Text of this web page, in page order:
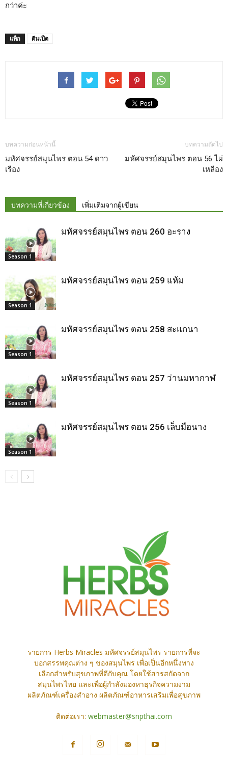
กว่าค่ะ
แท็ก ตีนเป็ด
บทความก่อนหน้านี้
มหัศจรรย์สมุนไพร ตอน 54 ดาว
เรือง
บทความถัดไป
มหัศจรรย์สมุนไพร ตอน 56 ไผ่
เหลือง
บทความที่เกี่ยวข้อง เพิ่มเติมจากผู้เขียน
Season 1
มหัศจรรย์สมุนไพร ตอน 260 อะราง
Season 1
มหัศจรรย์สมุนไพร ตอน 259 แห้ม
Season 1
มหัศจรรย์สมุนไพร ตอน 258 สะแกนา
Season 1
มหัศจรรย์สมุนไพร ตอน 257 ว่านมหากาฬ
Season 1
มหัศจรรย์สมุนไพร ตอน 256 เล็บมือนาง
รายการ Herbs Miracles มหัศจรรย์สมุนไพร รายการที่จะ
บอกสรรพคุณต่าง ๆ ของสมุนไพร เพื่อเป็นอีกหนึ่งทาง
เลือกสำหรับสุขภาพที่ดีกับคุณ โดยใช้สารสกัดจาก
สมุนไพรไทย และเพื่อผู้กำลังมองหาธุรกิจความงาม
ผลิตภัณฑ์เครื่องสำอาง ผลิตภัณฑ์อาหารเสริมเพื่อสุขภาพ
ติดต่อเรา: webmaster@snpthai.com